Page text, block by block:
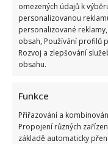
omezených údajů k
personalizovanou
personalizované
obsah, Používání profilů
Rozvoj a zlepšování
obsahu.
Funkce
Přiřazování a
Propojení různých
základě automaticky